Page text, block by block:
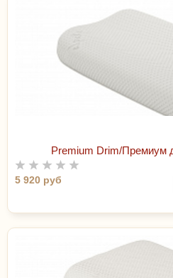
Premium Drim/Премиум
5 920 руб